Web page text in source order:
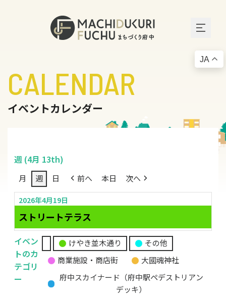
CALENDAR
イベントカレンダー
週 (4月 13th)
月 週 日 前へ 本日 次へ
2026年4月19日
ストリートテラス
イベン
トのカ
テゴリ
ー
無
題
カ
けやき並木通り
その他
商業施設・商店街
大國魂神社
府中スカイナード（府中駅ペデストリアン
デッキ）
JA